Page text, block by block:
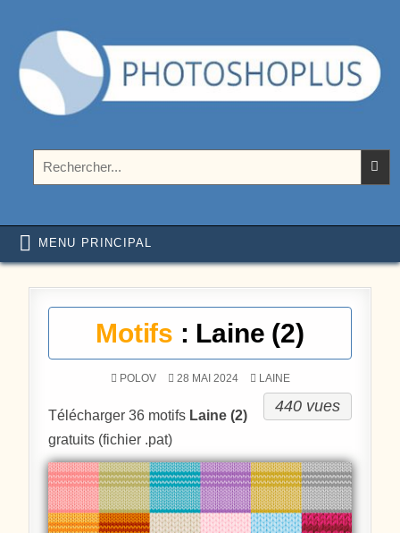
Photoshoplus
MENU PRINCIPAL
Motifs : Laine (2)
POLOV 28 MAI 2024 POSTÉ DANS
LAINE
440 vues
Télécharger 36 motifs Laine (2)
gratuits (fichier .pat)